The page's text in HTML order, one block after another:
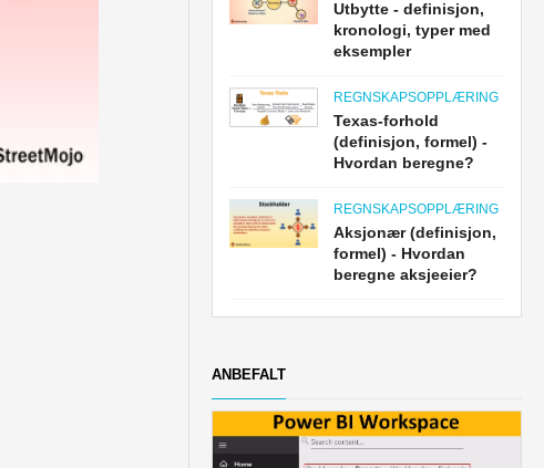
Utbytte - definisjon,
kronologi, typer med
eksempler
REGNSKAPSOPPLÆRING
Texas-forhold
(definisjon, formel) -
Hvordan beregne?
REGNSKAPSOPPLÆRING
Aksjonær (definisjon,
formel) - Hvordan
beregne aksjeeier?
ANBEFALT